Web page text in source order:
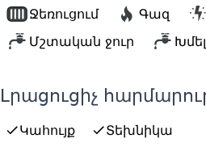
Ջեռուցում Գազ
Մշտական ջուր
Լրացուցիչ
Կահույք Տեխնիկա